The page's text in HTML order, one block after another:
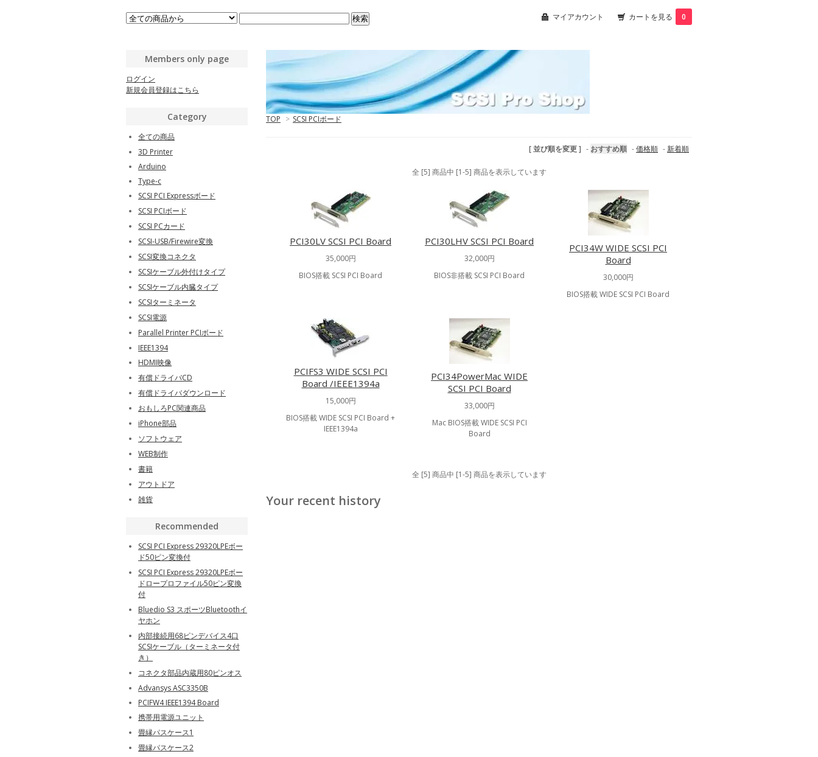
マイアカウント カートを見る 0
TOP > SCSI PCIボード
[ 並び順を変更 ] - おすすめ順 -価格順 -新着順
全 [5] 商品中 [1-5] 商品を表示しています
PCI30LV SCSI PCI Board
35,000円
BIOS搭載 SCSI PCI Board
PCI30LHV SCSI PCI Board
32,000円
BIOS非搭載 SCSI PCI Board
PCI34W WIDE SCSI PCI
Board
30,000円
BIOS搭載 WIDE SCSI PCI Board
PCIFS3 WIDE SCSI PCI
Board /IEEE1394a
15,000円
BIOS搭載 WIDE SCSI PCI Board +
IEEE1394a
PCI34PowerMac WIDE
SCSI PCI Board
33,000円
Mac BIOS搭載 WIDE SCSI PCI
Board
全 [5] 商品中 [1-5] 商品を表示しています
Your recent history
Members only page
ログイン
新規会員登録はこちら
Category
全ての商品
3D Printer
Arduino
Type-c
SCSI PCI Expressボード
SCSI PCIボード
SCSI PCカード
SCSI-USB/Firewire変換
SCSI変換コネクタ
SCSIケーブル外付けタイプ
SCSIケーブル内臓タイプ
SCSIターミネータ
SCSI電源
Parallel Printer PCIボード
IEEE1394
HDMI映像
有償ドライバCD
有償ドライバダウンロード
おもしろPC関連商品
iPhone部品
ソフトウェア
WEB制作
書籍
アウトドア
雑貨
Recommended
SCSI PCI Express 29320LPEボー
ド50ピン変換付
SCSI PCI Express 29320LPEボー
ドロープロファイル50ピン変換
付
Bluedio S3 スポーツBluetoothイ
ヤホン
内部接続用68ピンデバイス4口
SCSIケーブル（ターミネータ付
き）
コネクタ部品内蔵用80ピンオス
Advansys ASC3350B
PCIFW4 IEEE1394 Board
携帯用電源ユニット
畳縁パスケース1
畳縁パスケース2